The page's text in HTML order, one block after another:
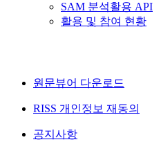
SAM 분석활용 API
활용 및 참여 현황
원문뷰어 다운로드
RISS 개인정보 재동의
공지사항